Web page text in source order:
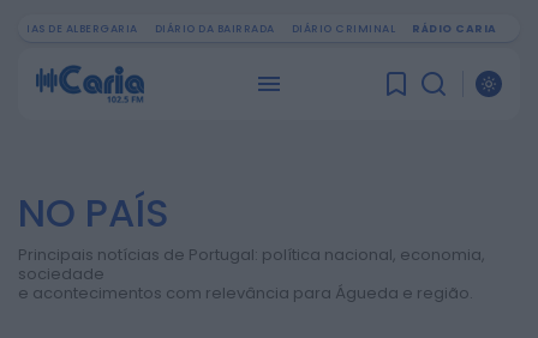
DE ALBERGARIA DIÁRIO DA BAIRRADA DIÁRIO CRIMINAL RÁDIO CARIA
Centenas de pessoas
NO PAÍS
Principais notícias de Portugal: política nacional, economia,
sociedade
e acontecimentos com relevância para Águeda e região.